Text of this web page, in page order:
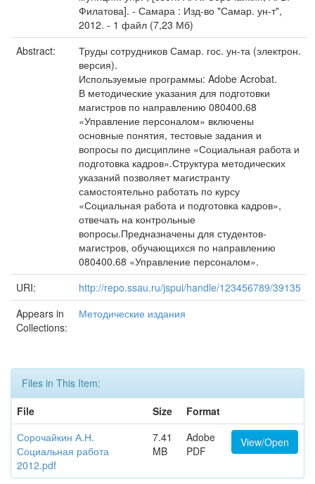
Филатова]. - Самара : Изд-во "Самар. ун-т",
2012. - 1 файл (7,23 Мб)
Abstract:
Труды сотрудников Самар. гос. ун-та (электрон.
версия).
Используемые программы: Adobe Acrobat.
В методические указания для подготовки
магистров по направлению 080400.68
«Управление персоналом» включены
основные понятия, тестовые задания и
вопросы по дисциплине «Социальная работа и
подготовка кадров».Структура методических
указаний позволяет магистранту
самостоятельно работать по курсу
«Социальная работа и подготовка кадров»,
отвечать на контрольные
вопросы.Предназначены для студентов-
магистров, обучающихся по направлению
080400.68 «Управление персоналом».
URI:
http://repo.ssau.ru/jspui/handle/123456789/39135
Appears in
Collections:
Методические издания
Files in This Item:
File
Size
Format
Сорочайкин А.Н.
Социальная работа
2012.pdf
7.41
MB
Adobe
PDF
View/Open